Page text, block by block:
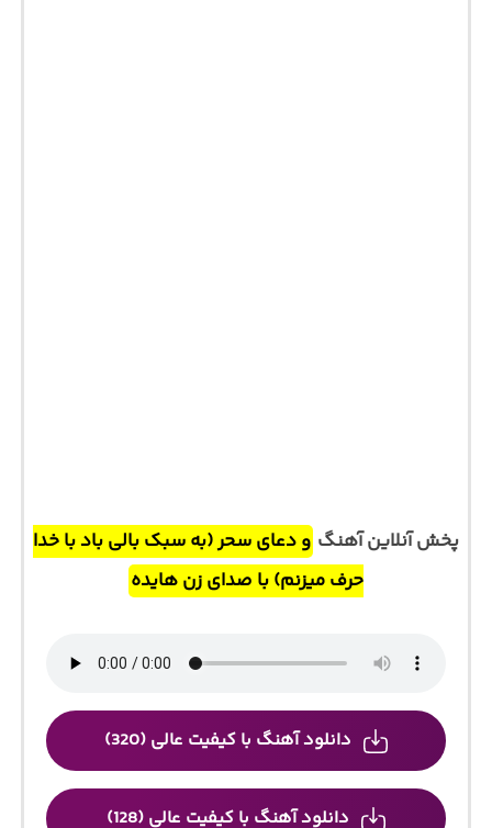
پخش آنلاین آهنگ و دعای سحر (به سبک بالی باد با خدا
حرف میزنم) با صدای زن هایده
دانلود آهنگ با کیفیت عالی (320)
دانلود آهنگ با کیفیت عالی (128)